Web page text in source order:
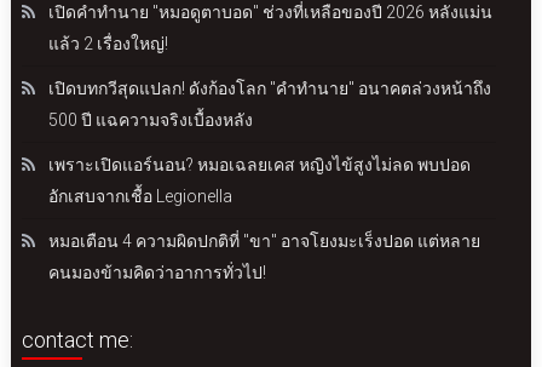
เปิดคำทำนาย "หมอดูตาบอด" ช่วงที่เหลือของปี 2026 หลังแม่น
แล้ว 2 เรื่องใหญ่!
เปิดบทกวีสุดแปลก! ดังก้องโลก "คำทำนาย" อนาคตล่วงหน้าถึง
500 ปี แฉความจริงเบื้องหลัง
เพราะเปิดแอร์นอน? หมอเฉลยเคส หญิงไข้สูงไม่ลด พบปอด
อักเสบจากเชื้อ Legionella
หมอเตือน 4 ความผิดปกติที่ "ขา" อาจโยงมะเร็งปอด แต่หลาย
คนมองข้ามคิดว่าอาการทั่วไป!
contact me: